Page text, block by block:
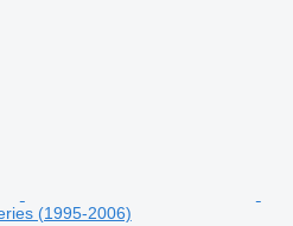
(1995-2006)